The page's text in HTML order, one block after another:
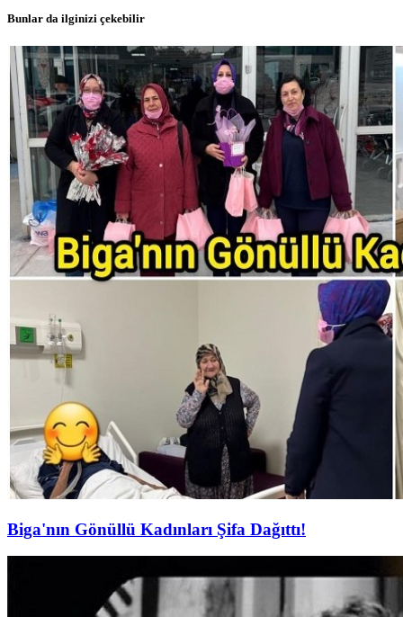
Bunlar da ilginizi çekebilir
Biga'nın Gönüllü Kadınları Şifa Dağıttı!